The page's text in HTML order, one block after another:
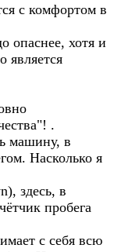
с комфортом в
опаснее, хотя и
является
.
машину, в
Насколько я
здесь, в
пробега
с себя всю